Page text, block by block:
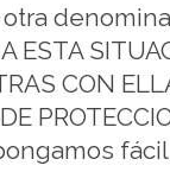
ESTA
CON